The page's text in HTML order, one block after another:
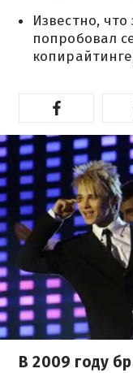
Известно,
попробовал
В 2009 году